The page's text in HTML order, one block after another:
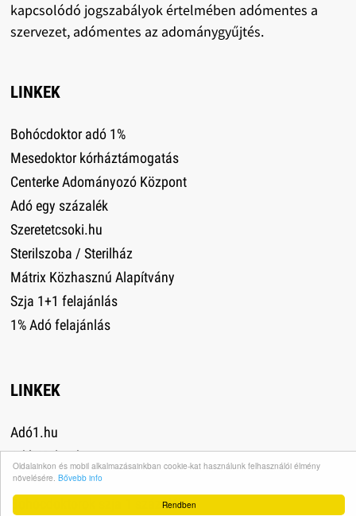
Rendben
Oldalainkon és mobil alkalmazásainkban cookie-kat használunk felhasználói élmény
növelésére. Bővebb info
kapcsolódó jogszabályok értelmében adómentes a
szervezet, adómentes az adománygyűjtés.
LINKEK
Bohócdoktor adó 1%
Mesedoktor kórháztámogatás
Centerke Adományozó Központ
Adó egy százalék
Szeretetcsoki.hu
Sterilszoba / Sterilház
Mátrix Közhasznú Alapítvány
Szja 1+1 felajánlás
1% Adó felajánlás
LINKEK
Adó1.hu
Adó 1% lap.hu
Adó 1% kisokos
Bohócdoktorok szja 1 százalék